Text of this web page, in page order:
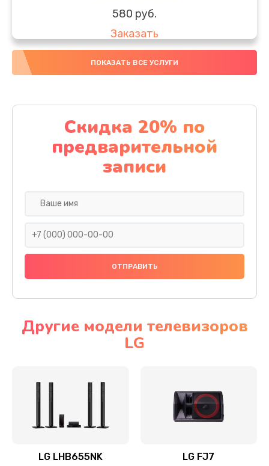
580 руб.
Заказать
Комплексная чистка
Заказать
Замена дисплея (экрана)
2000 руб.
Заказать
Ремонт платы электроники
Прошивка
Ремонт механики привода
Ремонт / замена кнопок, клавиш, индикаторов,
ПОКАЗАТЬ ВСЕ УСЛУГИ
Скидка 20% по
предварительной
записи
Другие модели телевизоров
LG
LG LHB655NK LG FJ7